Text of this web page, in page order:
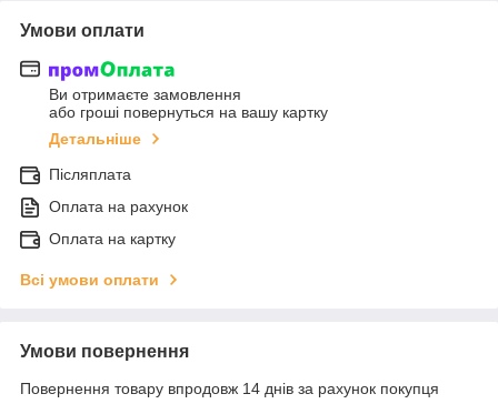
Умови оплати
Ви отримаєте замовлення
або гроші повернуться на вашу картку
Детальніше
Післяплата
Оплата на рахунок
Оплата на картку
Всі умови оплати
Умови повернення
Повернення товару впродовж 14 днів за рахунок покупця